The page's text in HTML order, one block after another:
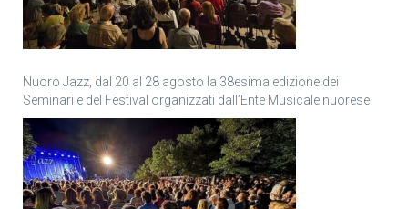
Nuoro Jazz, dal 20 al 28 agosto la 38esima edizione dei
Seminari e del Festival organizzati dall’Ente Musicale nuorese